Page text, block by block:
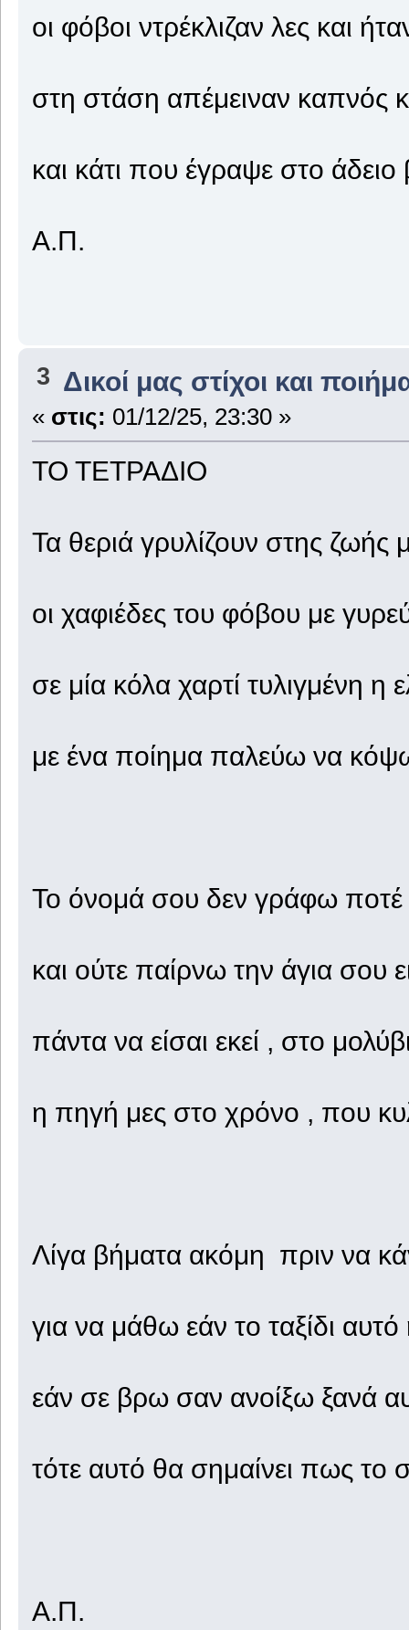
οι φόβοι ντρέκλιζαν λες και
στη στάση απέμειναν καπνός
και κάτι που έγραψε στο άδειο
Α.Π.
3 Δικοί μας στίχοι και
« στις: 01/12/25, 23:30 »
ΤΟ ΤΕΤΡΑΔΙΟ
Τα θεριά γρυλίζουν στης ζωής
οι χαφιέδες του φόβου με
σε μία κόλα χαρτί τυλιγμένη η
με ένα ποίημα παλεύω να
Το όνομά σου δεν γράφω ποτέ
και ούτε παίρνω την άγια σου
πάντα να είσαι εκεί , στο
η πηγή μες στο χρόνο , που
Λίγα βήματα ακόμη πριν να
για να μάθω εάν το ταξίδι
εάν σε βρω σαν ανοίξω ξανά
τότε αυτό θα σημαίνει πως το
Α.Π.